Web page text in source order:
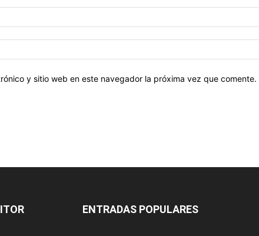
y sitio web en este navegador la próxima vez que comente.
ENTRADAS POPULARES